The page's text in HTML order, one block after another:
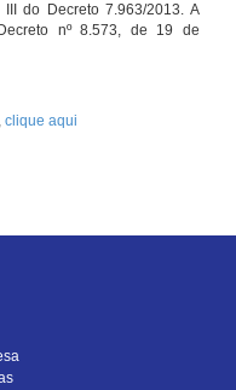
do Decreto 7.963/2013. A
nº 8.573, de 19 de
clique aqui